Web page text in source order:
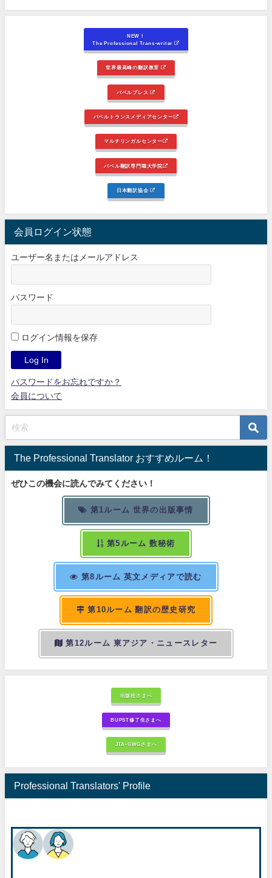
NEW！
The Professional Trans-writer
世界最高峰の翻訳教育
バベルプレス
バベルトランスメディアセンター
マルチリンガルセンター
バベル翻訳専門職大学院
日本翻訳協会
会員ログイン状態
ユーザー名またはメールアドレス
パスワード
ログイン情報を保存
パスワードをお忘れですか？
会員について
The Professional Translator おすすめルーム！
ぜひこの機会に読んでみてください！
第1ルーム 世界の出版事情
第5ルーム 数秘術
第8ルーム 英文メディアで読む
第10ルーム 翻訳の歴史研究
第12ルーム 東アジア・ニュースレター
出版社さまへ
BUPST修了生さまへ
JTA-GWGさまへ
Professional Translators' Profile